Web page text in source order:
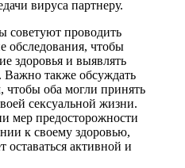
вируса партнеру.
советуют проводить
обследования, чтобы
здоровья и выявлять
также обсуждать
чтобы оба могли принять
сексуальной жизни.
мер предосторожности
к своему здоровью,
оставаться активной и